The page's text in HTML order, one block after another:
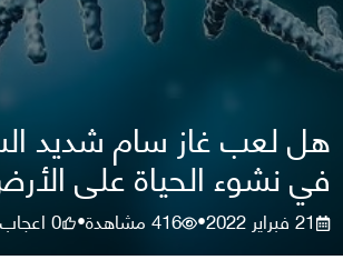
هل لعب غاز سام شديد
في نشوء الحياة على
21 فبراير 2022 •
416مشاهدة•
0اعجاب